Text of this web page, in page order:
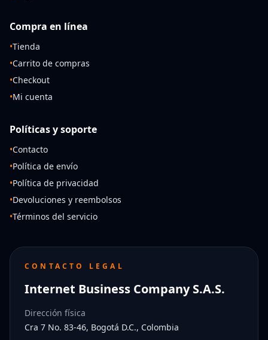
Compra en línea
•Tienda
•Carrito de compras
•Checkout
•Mi cuenta
Políticas y soporte
•Contacto
•Política de envío
•Política de privacidad
•Devoluciones y reembolsos
•Términos del servicio
CONTACTO LEGAL
Internet Business Company S.A.S.
Dirección física
Cra 7 No. 83-46, Bogotá D.C., Colombia